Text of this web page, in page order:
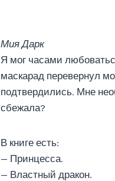
Мия Дарк
Я мог часами
маскарад перевернул
подтвердились. Мне
сбежала?
В книге есть:
— Принцесса.
— Властный дракон.